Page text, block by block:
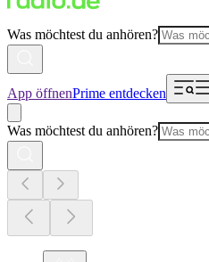
Was möchtest du anhören?
App öffnenPrime entdecken
Was möchtest du anhören?